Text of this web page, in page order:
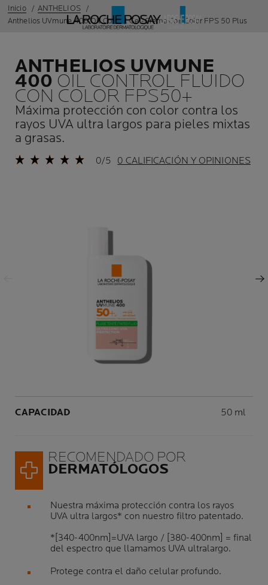
Inicio
ANTHELIOS
Anthelios UVmune 400 Oil Control Gel-Crema Con Color FPS 50 Plus
ANTHELIOS UVMUNE
400 OIL CONTROL FLUIDO
CON COLOR FPS50+
Máxima protección con color contra los
rayos UVA ultra largos para pieles mixtas
a grasas.
0/5 0 CALIFICACIÓN Y OPINIONES
Panel siguiente
CAPACIDAD Volume
50 ml
RECOMENDADO POR
DERMATÓLOGOS
Nuestra máxima protección contra los rayos
UVA ultra largos* con nuestro filtro patentado.
*[340-400nm]=UVA largo / [380-400nm] = final
del espectro que llamamos UVA ultralargo.
Protege contra el daño celular profundo.